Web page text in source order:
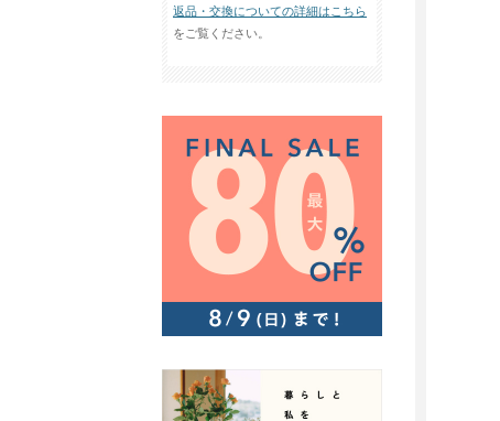
返品・交換についての詳細はこちら
をご覧ください。